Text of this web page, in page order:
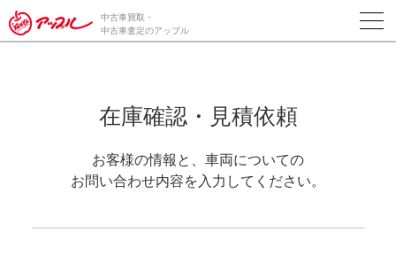
中古車買取・
中古車査定のアップル
在庫確認・見積依頼
お客様の情報と、車両についての
お問い合わせ内容を入力してください。